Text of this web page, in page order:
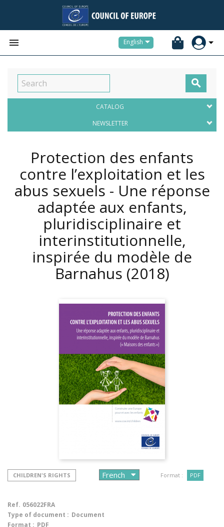
 English

CATALOG
NEWSLETTER
Protection des enfants
contre l’exploitation et les
abus sexuels - Une réponse
adaptée aux enfants,
pluridisciplinaire et
interinstitutionnelle,
inspirée du modèle de
Barnahus (2018)
CHILDREN'S RIGHTS Format : PDF
Ref. 056022FRA
Type of document : Document
Format : PDF